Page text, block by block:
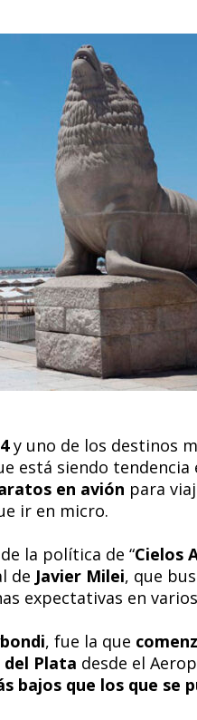
y uno de los destinos
está siendo tendencia
en avión para
ir en micro.
la política de “Cielos
de Javier Milei, que
expectativas en
, fue la que
Plata desde el
bajos que los que se